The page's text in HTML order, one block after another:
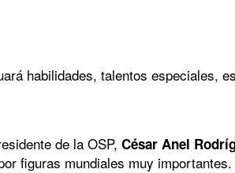
habilidades, talentos especiales,
de la OSP, César Anel
figuras mundiales muy